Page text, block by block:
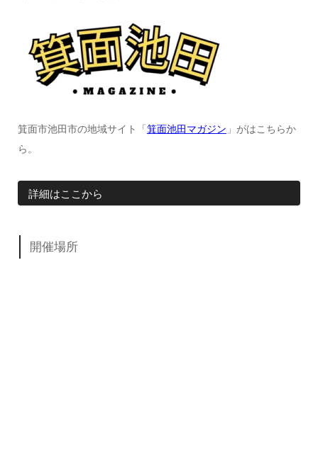
箕面市池田市の地域サイト「 箕面池田マガジン 」がはこちらか
ら。
詳細はここから
開催場所